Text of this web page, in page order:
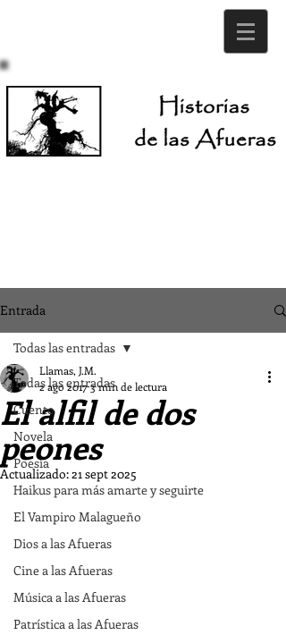
Entrada
Todas las entradas
Cuento
Novela
Poesía
Haikus para más amarte y seguirte
El Vampiro Malagueño
Dios a las Afueras
Cine a las Afueras
Música a las Afueras
Patrística a las Afueras
Todas las entradas
El alfil de dos
peones
Llamas, J.M.
2 ago 20173 min de lectura
Actualizado:21 sept 2025